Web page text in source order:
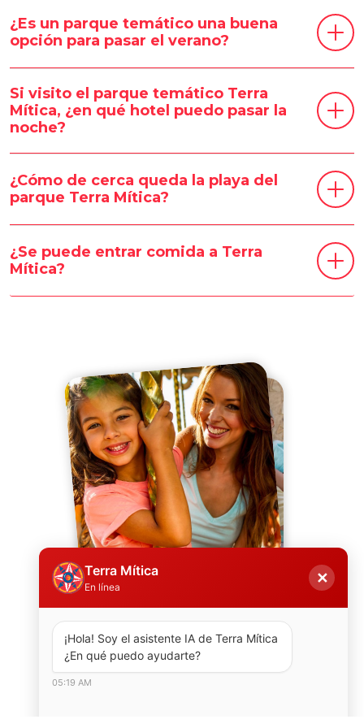
¿Es un parque temático una buena
opción para pasar el verano?
Si visito el parque temático Terra
Mítica, ¿en qué hotel puedo pasar la
noche?
¿Cómo de cerca queda la playa del
parque Terra Mítica?
¿Se puede entrar comida a Terra
Mítica?
Terra Mítica
En línea
✕
¡Hola! Soy el asistente IA de Terra Mítica
¿En qué puedo ayudarte?
05:19 AM